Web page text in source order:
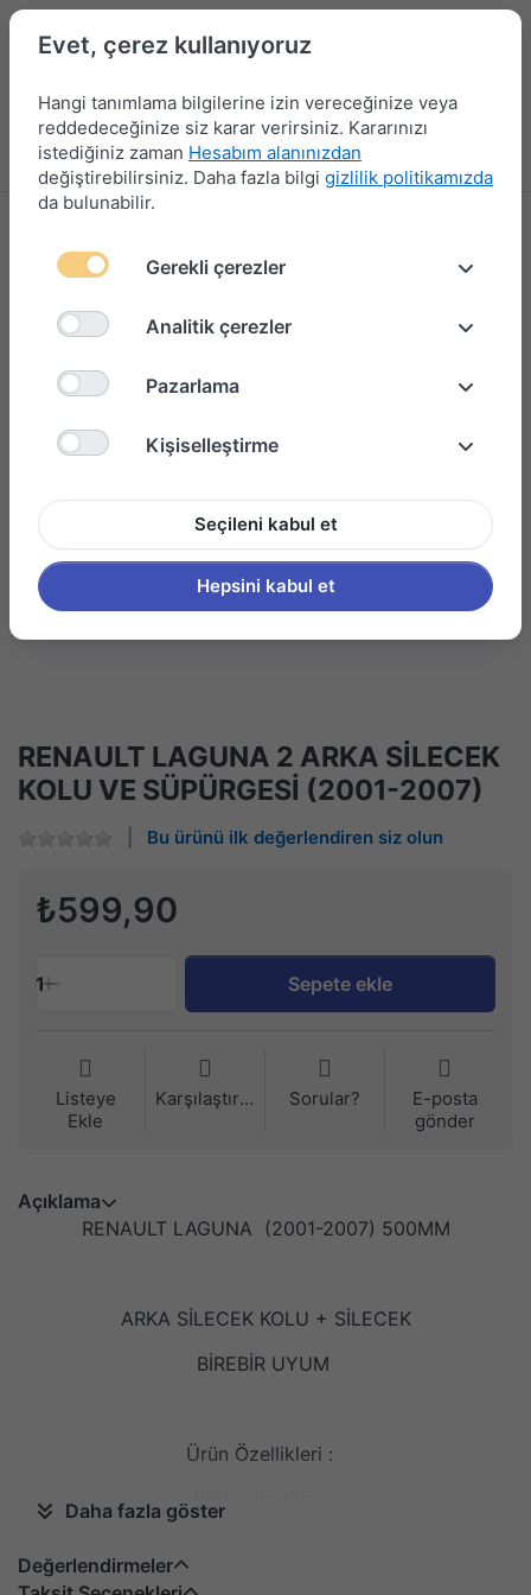
Menü Giriş yap Karşılaştırma Favori Listesi
RENAULT LAGUNA 2 ARKA SİLECEK
KOLU VE SÜPÜRGESİ (2001-2007)
Bu ürünü ilk değerlendiren siz olun
₺599,90
1 Sepete ekle
Listeye
Ekle
Karşılaştırma Sorular?
E-posta
gönder
Açıklama
RENAULT LAGUNA (2001-2007) 500MM
ARKA SİLECEK KOLU + SİLECEK
BİREBİR UYUM
Ürün Özellikleri :
Pürüzsüz silme.
Ağır ve kış ortamlarında, sileceklerinizi donması ve
Daha fazla göster
Değerlendirmeler
Evet, çerez kullanıyoruz
Hangi tanımlama bilgilerine izin vereceğinize veya
reddedeceğinize siz karar verirsiniz. Kararınızı
istediğiniz zaman Hesabım alanınızdan
değiştirebilirsiniz. Daha fazla bilgi gizlilik politikamızda
da bulunabilir.
Gerekli çerezler
Analitik çerezler
Pazarlama
Kişiselleştirme
Seçileni kabul et
Hepsini kabul et